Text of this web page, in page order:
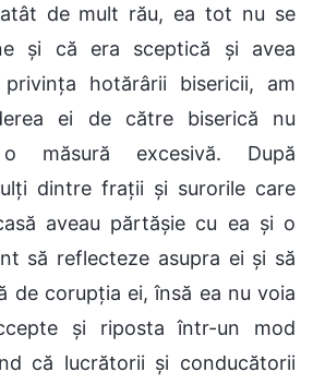
de mult rău, ea tot nu se
și că era sceptică și avea
hotărârii bisericii, am
ei de către biserică nu
măsură excesivă. După
dintre frații și surorile care
aveau părtășie cu ea și o
să reflecteze asupra ei și să
de corupția ei, însă ea nu voia
și riposta într-un mod
că lucrătorii și conducătorii